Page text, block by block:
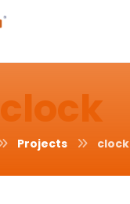
clock
Projects clock